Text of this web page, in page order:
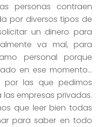
personas contraen
por diversos tipos de
un dinero para
va mal, para
personal porque
en ese momento…
por las que pedimos
empresas privadas.
que leer bien todas
para saber en todo